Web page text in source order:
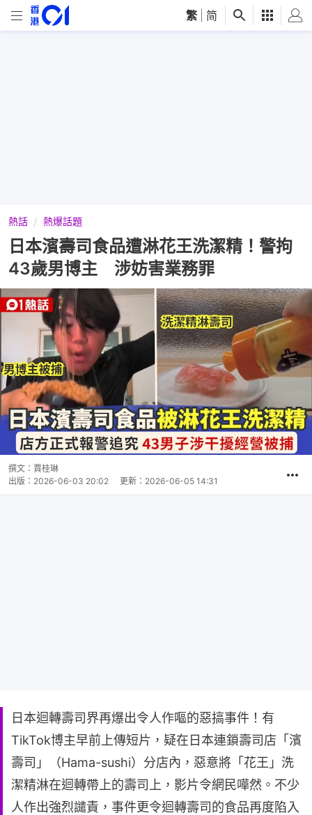
繁 简
熱話 熱爆話題
日本濱壽司食品遭淋花王洗潔精！警拘
43歲男博主 涉妨害業務罪
撰文： 賈桂琳
出版： 2026-06-03 20:02 更新： 2026-06-05 14:31
日本迴轉壽司界再爆出令人作嘔的惡搞事件！有
TikTok博主早前上傳短片，疑在日本連鎖壽司店「濱
壽司」（Hama-sushi）分店內，惡意將「花王」洗
潔精淋在迴轉帶上的壽司上，影片令網民嘩然。不少
人作出強烈譴責，事件更令迴轉壽司的食品再度陷入